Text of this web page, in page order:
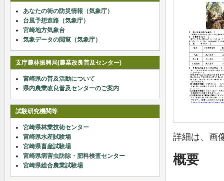
詳細は、画
概要
あなたの街の防災情報（気象庁）
台風予想進路（気象庁）
宮崎地方気象台
気象データの閲覧（気象庁）
支庁農林振興局(農業改良普及センター)
宮崎県の普及活動について
県内農業改良普及センターのご案内
試験研究機関等
宮崎県林業技術センター
宮崎県水産試験場
宮崎県畜産試験場
宮崎県病害虫防除・肥料検査センター
宮崎県総合農業試験場